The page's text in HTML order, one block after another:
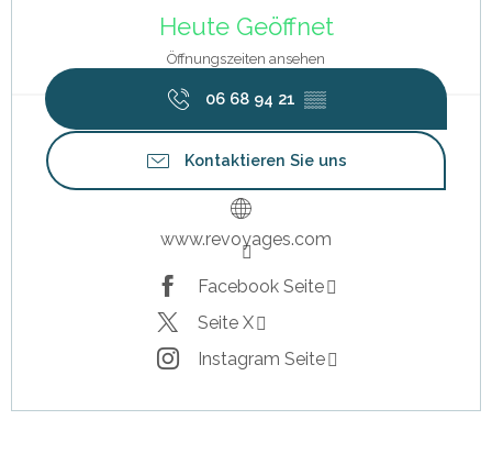
Heute Geöffnet
Öffnungszeiten ansehen
06 68 94 21 ▒▒
Kontaktieren Sie uns
www.revoyages.com
Facebook Seite
Seite X
Instagram Seite